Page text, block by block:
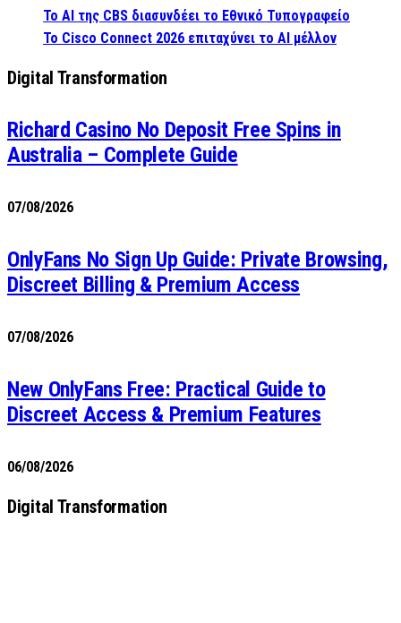
Το AI της CBS διασυνδέει το Εθνικό Τυπογραφείο
Το Cisco Connect 2026 επιταχύνει το AI μέλλον
Digital Transformation
Richard Casino No Deposit Free Spins in
Australia – Complete Guide
07/08/2026
OnlyFans No Sign Up Guide: Private Browsing,
Discreet Billing & Premium Access
07/08/2026
New OnlyFans Free: Practical Guide to
Discreet Access & Premium Features
06/08/2026
Digital Transformation